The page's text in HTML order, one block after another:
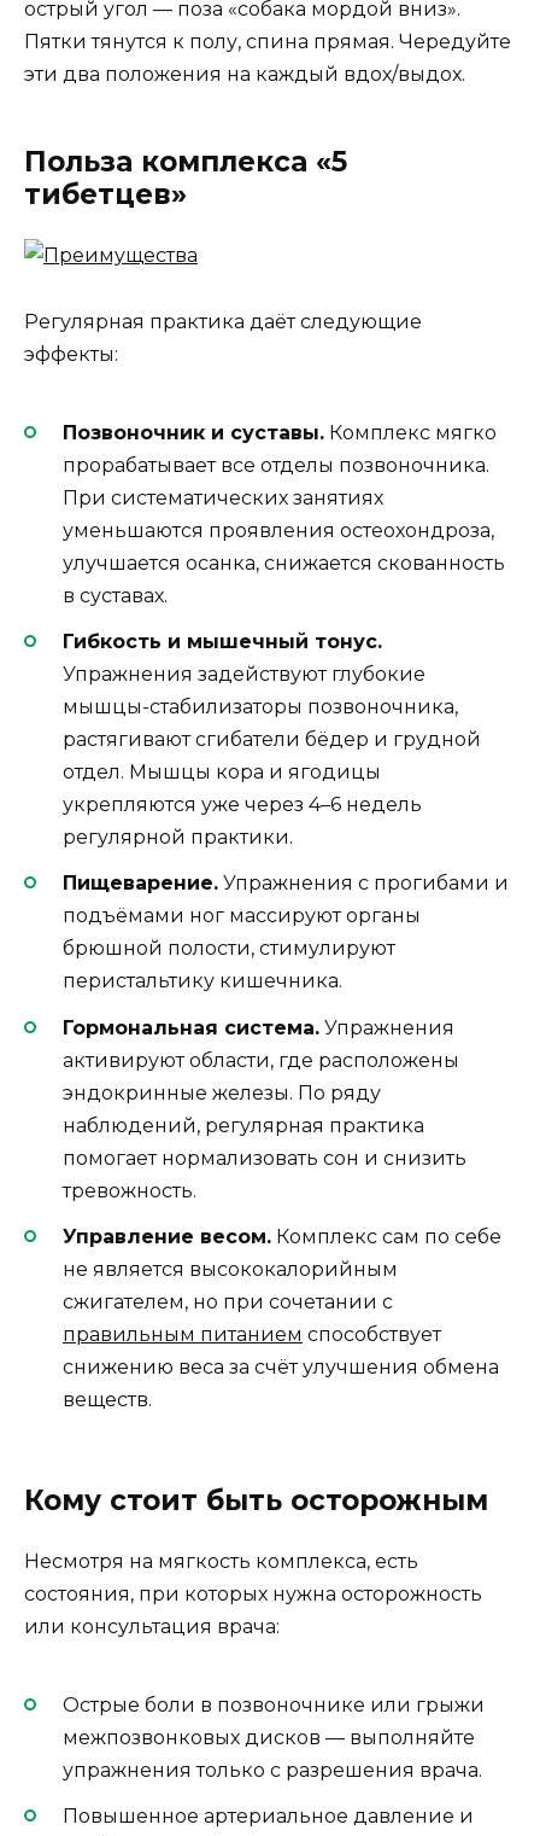
острый угол — поза «собака мордой вниз».
Пятки тянутся к полу, спина прямая. Чередуйте
эти два положения на каждый вдох/выдох.
Польза комплекса «5
тибетцев»
Регулярная практика даёт следующие
эффекты:
Позвоночник и суставы. Комплекс мягко
прорабатывает все отделы позвоночника.
При систематических занятиях
уменьшаются проявления остеохондроза,
улучшается осанка, снижается скованность
в суставах.
Гибкость и мышечный тонус.
Упражнения задействуют глубокие
мышцы-стабилизаторы позвоночника,
растягивают сгибатели бёдер и грудной
отдел. Мышцы кора и ягодицы
укрепляются уже через 4–6 недель
регулярной практики.
Пищеварение. Упражнения с прогибами и
подъёмами ног массируют органы
брюшной полости, стимулируют
перистальтику кишечника.
Гормональная система. Упражнения
активируют области, где расположены
эндокринные железы. По ряду
наблюдений, регулярная практика
помогает нормализовать сон и снизить
тревожность.
Управление весом. Комплекс сам по себе
не является высококалорийным
сжигателем, но при сочетании с
правильным питанием способствует
снижению веса за счёт улучшения обмена
веществ.
Кому стоит быть осторожным
Несмотря на мягкость комплекса, есть
состояния, при которых нужна осторожность
или консультация врача:
Острые боли в позвоночнике или грыжи
межпозвонковых дисков — выполняйте
упражнения только с разрешения врача.
Повышенное артериальное давление и